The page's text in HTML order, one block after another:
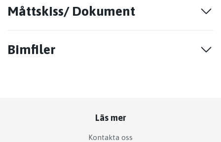
Måttskiss/ Dokument
Bimfiler
Läs mer
Kontakta oss